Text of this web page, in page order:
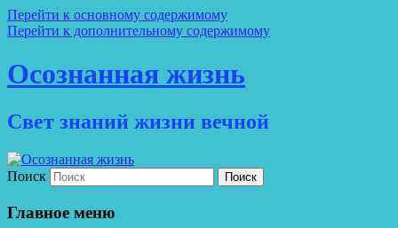
Перейти к основному содержимому
Перейти к дополнительному содержимому
Осознанная жизнь
Свет знаний жизни вечной
Поиск
Главное меню